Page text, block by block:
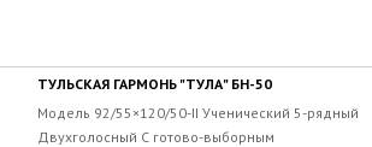
ТУЛЬСКАЯ ГАРМОНЬ "ТУЛА" БН-50
Модель 92/55×120/50-II Ученический 5-рядный
Двухголосный С готово-выборным